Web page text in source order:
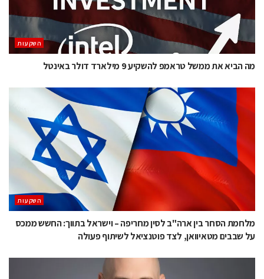
השקעות
מה הביא את ממשל טראמפ להשקיע 9 מילארד דולר באינטל
השקעות
מלחמת הסחר בין ארה"ב לסין מחריפה – וישראל בתווך: החשש ממכס
על שבבים מטאיוואן, לצד פוטנציאל לשיתוף פעולה